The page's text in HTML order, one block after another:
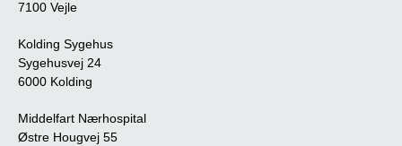
7100 Vejle
Kolding Sygehus
Sygehusvej 24
6000 Kolding
Middelfart Nærhospital
Østre Hougvej 55